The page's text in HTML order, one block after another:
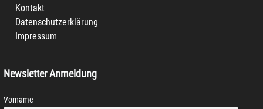
Kontakt
Datenschutzerklärung
Impressum
Newsletter Anmeldung
Vorname